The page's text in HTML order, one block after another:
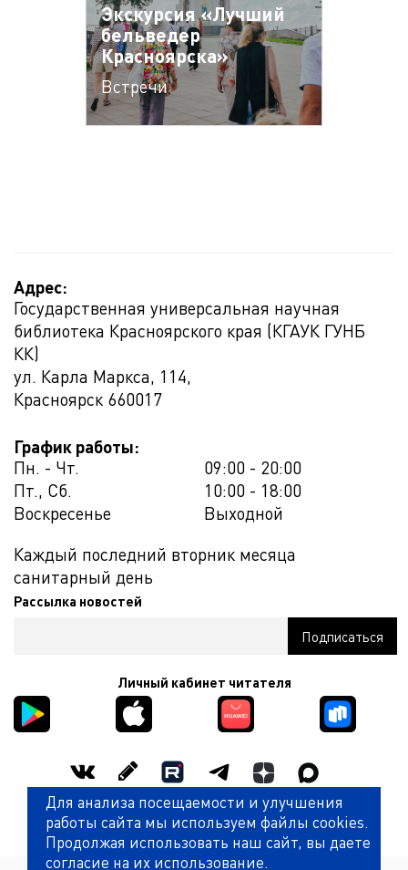
Экскурсия «Лучший
бельведер
Красноярска»
Встречи
Адрес:
Государственная универсальная научная
библиотека Красноярского края (КГАУК ГУНБ
КК)
ул. Карла Маркса, 114,
Красноярск 660017
График работы:
Пн. - Чт.
09:00 - 20:00
Пт., Сб.
10:00 - 18:00
Воскресенье
Выходной
Каждый последний вторник месяца
санитарный день
Рассылка новостей
Личный кабинет читателя
Оценить работу библиотеки
Для анализа посещаемости и улучшения
работы сайта мы используем файлы cookies.
Продолжая использовать наш сайт, вы даете
согласие на их использование.